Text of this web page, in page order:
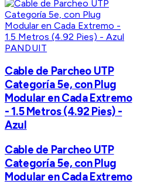
PANDUIT
Cable de Parcheo UTP
Categoría 5e, con Plug
Modular en Cada Extremo
- 1.5 Metros (4.92 Pies) -
Azul
Cable de Parcheo UTP
Categoría 5e, con Plug
Modular en Cada Extremo